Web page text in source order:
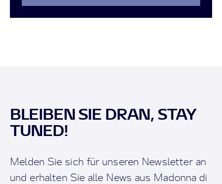
BLEIBEN SIE DRAN, STAY
TUNED!
Melden Sie sich für unseren Newsletter an
und erhalten Sie alle News aus Madonna di